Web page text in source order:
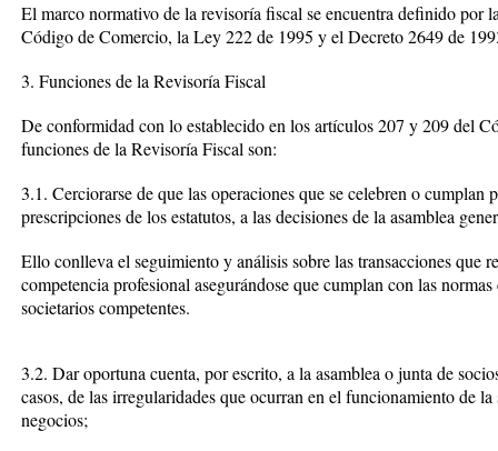
El marco normativo de la revisoría fiscal se encuentra definido por
Código de Comercio, la Ley 222 de 1995 y el Decreto 2649 de
3. Funciones de la Revisoría Fiscal
De conformidad con lo establecido en los artículos 207 y 209 del
funciones de la Revisoría Fiscal son:
3.1. Cerciorarse de que las operaciones que se celebren o cumplan
prescripciones de los estatutos, a las decisiones de la asamblea
Ello conlleva el seguimiento y análisis sobre las transacciones que
competencia profesional asegurándose que cumplan con las
societarios competentes.
3.2. Dar oportuna cuenta, por escrito, a la asamblea o junta de
casos, de las irregularidades que ocurran en el funcionamiento de
negocios;